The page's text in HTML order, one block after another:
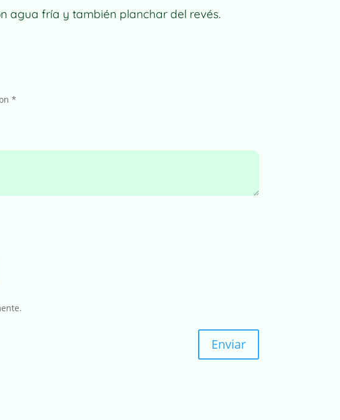
V
agua fría y también planchar del revés.
*
Enviar